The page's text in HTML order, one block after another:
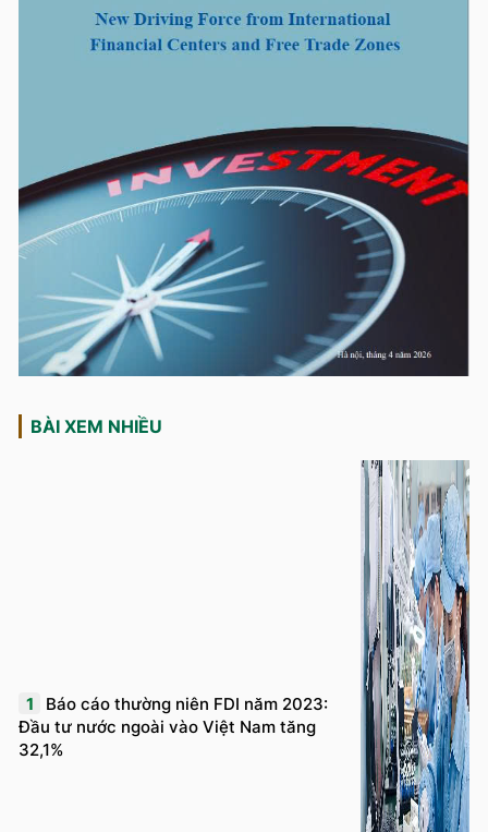
BÀI XEM NHIỀU
1
Báo cáo thường niên FDI năm 2023:
Đầu tư nước ngoài vào Việt Nam tăng
32,1%